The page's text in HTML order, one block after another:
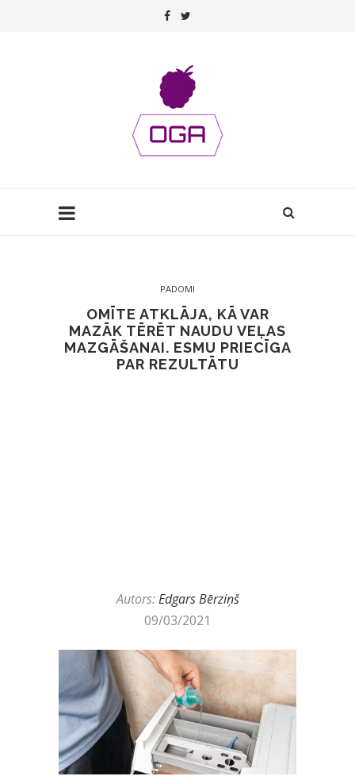
PADOMI
OMĪTE ATKLĀJA, KĀ VAR
MAZĀK TĒRĒT NAUDU VEĻAS
MAZGĀŠANAI. ESMU PRIECĪGA
PAR REZULTĀTU
Autors:Edgars Bērziņš
09/03/2021